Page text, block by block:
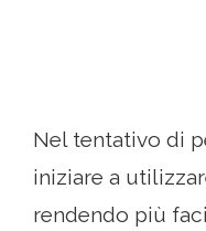
Nel tentativo di
iniziare a
rendendo più